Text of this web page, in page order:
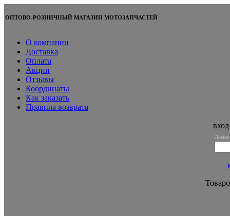
ОПТОВО-РОЗНИЧНЫЙ МАГАЗИН МОТОЗАПЧАСТЕЙ
О компании
Доставка
Оплата
Акции
Отзывы
Координаты
Как заказать
Правила возврата
Логин: